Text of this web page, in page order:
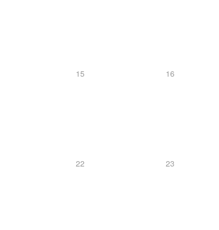
15 16
22 23